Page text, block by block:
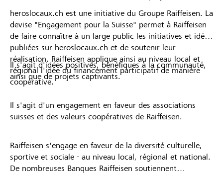
heroslocaux.ch est une initiative du Groupe Raiffeisen. La
devise "Engagement pour la Suisse" permet à Raiffeisen
de faire connaître à un large public les initiatives et idées
publiées sur heroslocaux.ch et de soutenir leur
réalisation. Raiffeisen applique ainsi au niveau local et
régional l'idée du financement participatif de manière
coopérative.
Il s'agit d'idées positives, bénéfiques à la communauté,
ainsi que de projets captivants.
Il s'agit d'un engagement en faveur des associations
suisses et des valeurs coopératives de Raiffeisen.
Raiffeisen s'engage en faveur de la diversité culturelle,
sportive et sociale - au niveau local, régional et national.
De nombreuses Banques Raiffeisen soutiennent